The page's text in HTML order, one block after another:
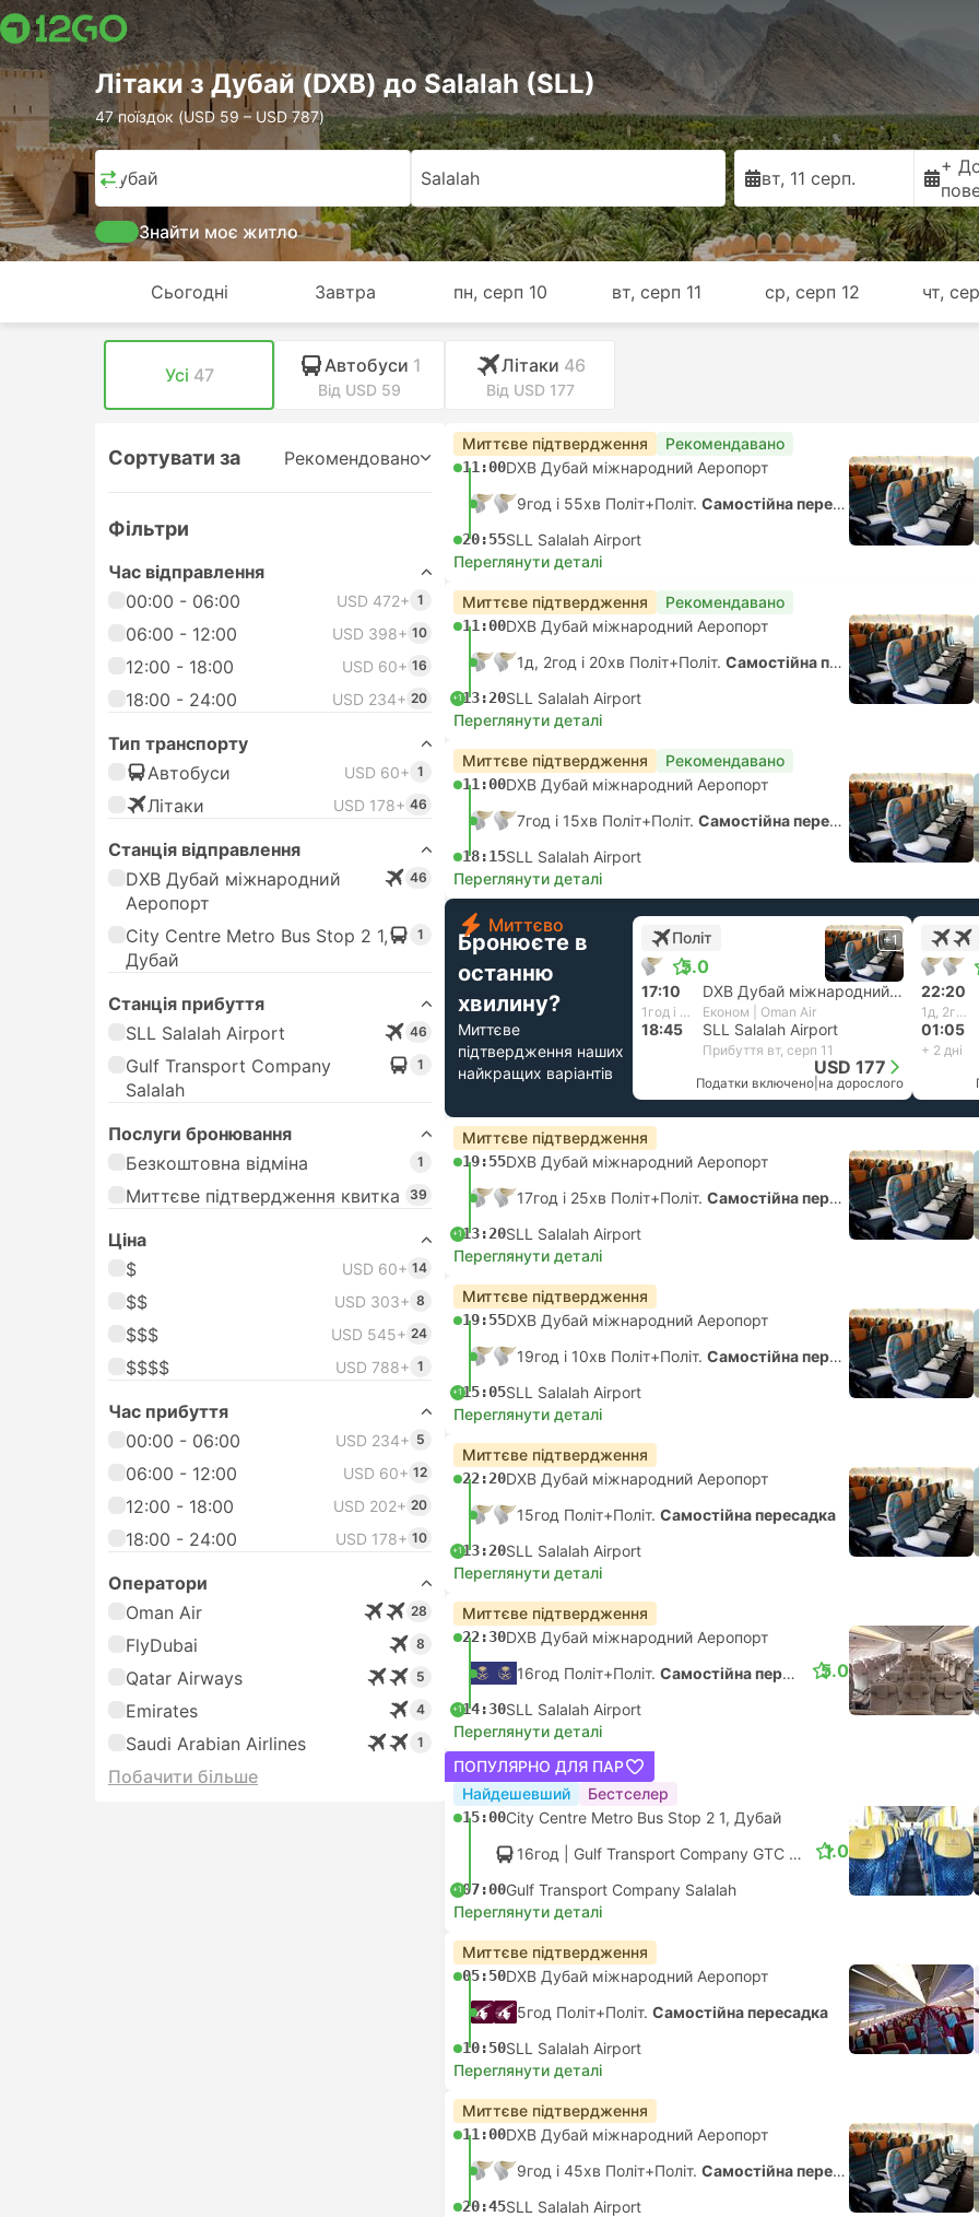
Лiтаки з Дубай (DXB) до Salalah (SLL)
47 поїздок (USD 59 – USD 787)
Дубай Salalah вт, 11 серп.
+
Знайти моє житло
Сьогодні Завтра пн, серп 10 вт, серп 11 ср, серп 12 чт,
Усі 47 Автобуси 1
Від USD 59
Лiтаки 46
Від USD 177
Сортувати за Рекомендовано
Фільтри
Час відправлення
00:00 - 06:00
USD 472+ 1
06:00 - 12:00 USD 398+ 10
12:00 - 18:00 USD 60+ 16
18:00 - 24:00 USD 234+ 20
Тип транспорту
Автобуси
USD 60+ 1
Лiтаки USD 178+ 46
Станція відправлення
DXB Дубай міжнародний
Аеропорт
46
City Centre Metro Bus Stop 2 1,
Дубай
1
Станція прибуття
SLL Salalah Airport
46
Gulf Transport Company
Salalah
1
Послуги бронювання
Безкоштовна відміна
1
Миттєве підтвердження квитка 39
Цiна
$
USD 60+ 14
$$ USD 303+ 8
$$$ USD 545+ 24
$$$$ USD 788+ 1
Час прибуття
00:00 - 06:00
USD 234+ 5
06:00 - 12:00 USD 60+ 12
12:00 - 18:00 USD 202+ 20
18:00 - 24:00 USD 178+ 10
Оператори
Oman Air
28
FlyDubai 8
Qatar Airways 5
Emirates 4
Saudi Arabian Airlines 1
Побачити більше
Миттєве підтвердження Рекомендавано
11:00DXB Дубай міжнародний Аеропорт
9год і 55хв Політ+Політ. Самостійна пересадка
20:55SLL Salalah Airport
Переглянути деталі
Миттєве підтвердження Рекомендавано
11:00DXB Дубай міжнародний Аеропорт
1д, 2год і 20хв Політ+Політ. Самостійна пересадка
+113:20SLL Salalah Airport
Переглянути деталі
Миттєве підтвердження Рекомендавано
11:00DXB Дубай міжнародний Аеропорт
7год і 15хв Політ+Політ. Самостійна пересадка
18:15SLL Salalah Airport
Переглянути деталі
Миттєво
Бронюєте в
останню
хвилину?
Миттєве
підтвердження наших
найкращих варіантів
Політ
5.0
+1
17:10 DXB Дубай міжнародний Аеропорт
1год і 35хв Економ | Oman Air
18:45 SLL Salalah Airport
Прибуття вт, серп 11
USD 177
Податки включено на дорослого
22:20
1д, 2год і 45хв
01:05
+ 2 дні
Миттєве підтвердження
19:55DXB Дубай міжнародний Аеропорт
17год і 25хв Політ+Політ. Самостійна пересадка
+113:20SLL Salalah Airport
Переглянути деталі
Миттєве підтвердження
19:55DXB Дубай міжнародний Аеропорт
19год і 10хв Політ+Політ. Самостійна пересадка
+115:05SLL Salalah Airport
Переглянути деталі
Миттєве підтвердження
22:20DXB Дубай міжнародний Аеропорт
15год Політ+Політ. Самостійна пересадка
+113:20SLL Salalah Airport
Переглянути деталі
Миттєве підтвердження
22:30DXB Дубай міжнародний Аеропорт
16год Політ+Політ. Самостійна пересадка
+114:30SLL Salalah Airport
5.0
Переглянути деталі
ПОПУЛЯРНО ДЛЯ ПАР
Найдешевший
Бестселер
15:00City Centre Metro Bus Stop 2 1, Дубай
16год | Gulf Transport Company GTC Автобус|VIP-клас
+107:00Gulf Transport Company Salalah
1.0
Переглянути деталі
Миттєве підтвердження
05:50DXB Дубай міжнародний Аеропорт
5год Політ+Політ. Самостійна пересадка
10:50SLL Salalah Airport
Переглянути деталі
Миттєве підтвердження
11:00DXB Дубай міжнародний Аеропорт
9год і 45хв Політ+Політ. Самостійна пересадка
20:45SLL Salalah Airport